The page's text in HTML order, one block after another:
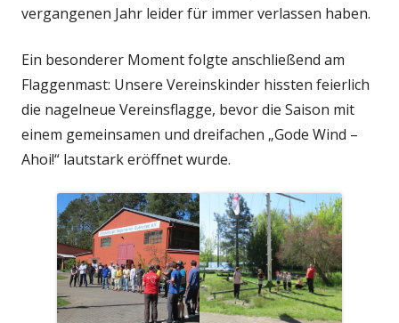
vergangenen Jahr leider für immer verlassen haben.
Ein besonderer Moment folgte anschließend am
Flaggenmast: Unsere Vereinskinder hissten feierlich
die nagelneue Vereinsflagge, bevor die Saison mit
einem gemeinsamen und dreifachen „Gode Wind –
Ahoi!“ lautstark eröffnet wurde.